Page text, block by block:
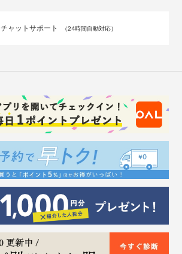
チャットサポート （24時間自動対応）